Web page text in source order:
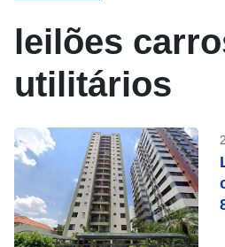
leilões
utilitários